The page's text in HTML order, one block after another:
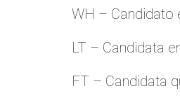
WH – Candidato
LT – Candidata
FT – Candidata